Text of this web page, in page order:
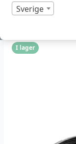
Sverige
Gledopto
Betygsatt
1
0 I lager